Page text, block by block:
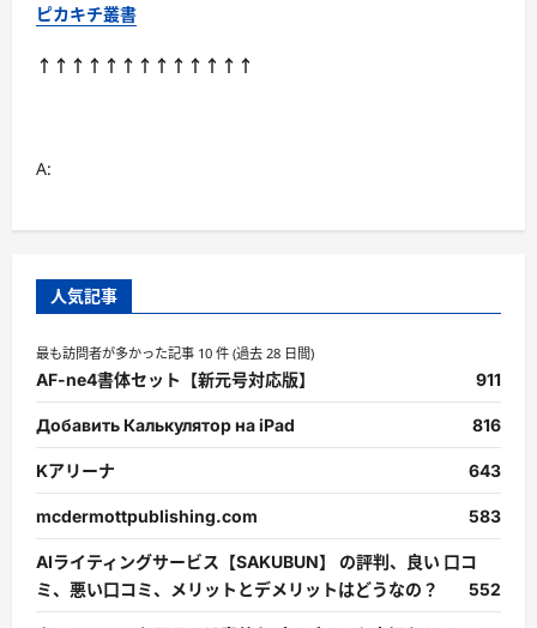
ピカキチ叢書
↑↑↑↑↑↑↑↑↑↑↑↑↑
A:
人気記事
最も訪問者が多かった記事 10 件 (過去 28 日間)
AF-ne4書体セット【新元号対応版】 911
Добавить Калькулятор на iPad 816
Kアリーナ 643
mcdermottpublishing.com 583
AIライティングサービス【SAKUBUN】 の評判、良い 口コ
ミ、悪い口コミ、メリットとデメリットはどうなの？
552